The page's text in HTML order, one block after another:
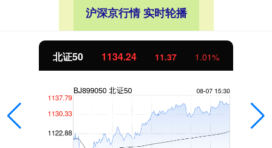
沪深京行情 实时轮播
北证50 1134.24 11.37 1.01%